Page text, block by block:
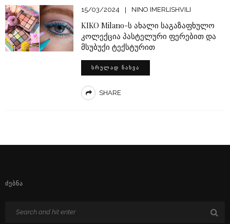
15/03/2024 NINO IMERLISHVILI
KIKO Milano-ს ახალი საგაზაფხულო
კოლექცია პასტელური ფერებით და
მსუბუქი ტექსტურით
ᲡᲠᲣᲚᲐᲓ ᲜᲐᲮᲕᲐ
SHARE
ᲫᲔᲑᲜᲐ